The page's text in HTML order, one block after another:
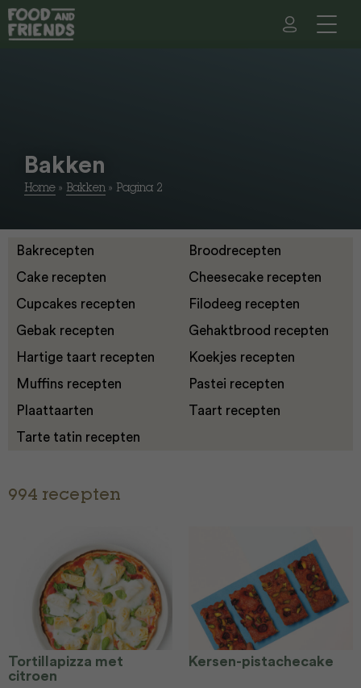
Bakken
Home » Bakken » Pagina 2
Bakrecepten
Broodrecepten
Cake recepten
Cheesecake recepten
Cupcakes recepten
Filodeeg recepten
Gebak recepten
Gehaktbrood recepten
Hartige taart recepten
Koekjes recepten
Muffins recepten
Pastei recepten
Plaattaarten
Taart recepten
Tarte tatin recepten
994 recepten
Tortillapizza met
citroen
Kersen-pistachecake